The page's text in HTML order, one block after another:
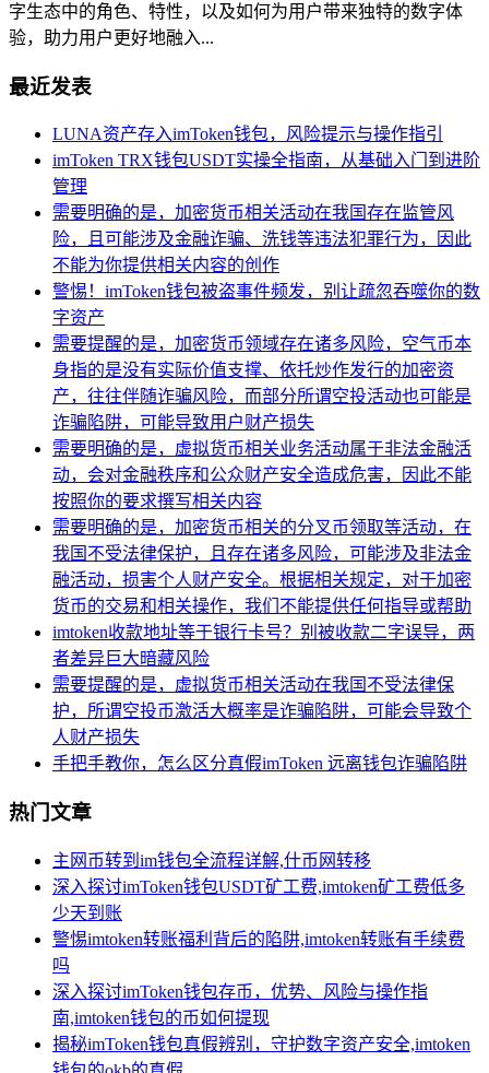
字生态中的角色、特性，以及如何为用户带来独特的数字体
验，助力用户更好地融入...
最近发表
LUNA资产存入imToken钱包，风险提示与操作指引
imToken TRX钱包USDT实操全指南，从基础入门到进阶
管理
需要明确的是，加密货币相关活动在我国存在监管风
险，且可能涉及金融诈骗、洗钱等违法犯罪行为，因此
不能为你提供相关内容的创作
警惕！imToken钱包被盗事件频发，别让疏忽吞噬你的数
字资产
需要提醒的是，加密货币领域存在诸多风险，空气币本
身指的是没有实际价值支撑、依托炒作发行的加密资
产，往往伴随诈骗风险，而部分所谓空投活动也可能是
诈骗陷阱，可能导致用户财产损失
需要明确的是，虚拟货币相关业务活动属于非法金融活
动，会对金融秩序和公众财产安全造成危害，因此不能
按照你的要求撰写相关内容
需要明确的是，加密货币相关的分叉币领取等活动，在
我国不受法律保护，且存在诸多风险，可能涉及非法金
融活动，损害个人财产安全。根据相关规定，对于加密
货币的交易和相关操作，我们不能提供任何指导或帮助
imtoken收款地址等于银行卡号？别被收款二字误导，两
者差异巨大暗藏风险
需要提醒的是，虚拟货币相关活动在我国不受法律保
护，所谓空投币激活大概率是诈骗陷阱，可能会导致个
人财产损失
手把手教你，怎么区分真假imToken 远离钱包诈骗陷阱
热门文章
主网币转到im钱包全流程详解,什币网转移
深入探讨imToken钱包USDT矿工费,imtoken矿工费低多
少天到账
警惕imtoken转账福利背后的陷阱,imtoken转账有手续费
吗
深入探讨imToken钱包存币，优势、风险与操作指
南,imtoken钱包的币如何提现
揭秘imToken钱包真假辨别，守护数字资产安全,imtoken